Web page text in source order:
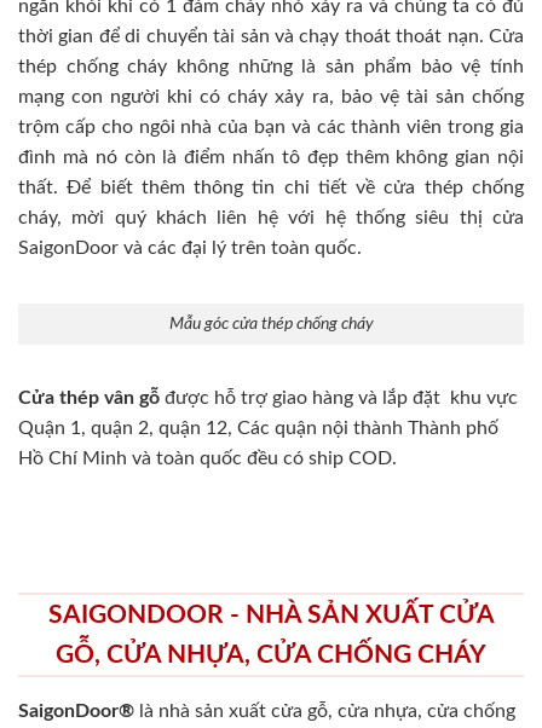
ngăn khói khi có 1 đám cháy nhỏ xảy ra và chúng ta có đủ
thời gian để di chuyển tài sản và chạy thoát thoát nạn. Cửa
thép chống cháy không những là sản phẩm bảo vệ tính
mạng con người khi có cháy xảy ra, bảo vệ tài sản chống
trộm cấp cho ngôi nhà của bạn và các thành viên trong gia
đình mà nó còn là điểm nhấn tô đẹp thêm không gian nội
thất. Để biết thêm thông tin chi tiết về cửa thép chống
cháy, mời quý khách liên hệ với hệ thống siêu thị cửa
SaigonDoor và các đại lý trên toàn quốc.
Mẫu góc cửa thép chống cháy
Cửa thép vân gỗ được hỗ trợ giao hàng và lắp đặt khu vực
Quận 1, quận 2, quận 12, Các quận nội thành Thành phố
Hồ Chí Minh và toàn quốc đều có ship COD.
SAIGONDOOR - NHÀ SẢN XUẤT CỬA
GỖ, CỬA NHỰA, CỬA CHỐNG CHÁY
SaigonDoor® là nhà sản xuất cửa gỗ, cửa nhựa, cửa chống